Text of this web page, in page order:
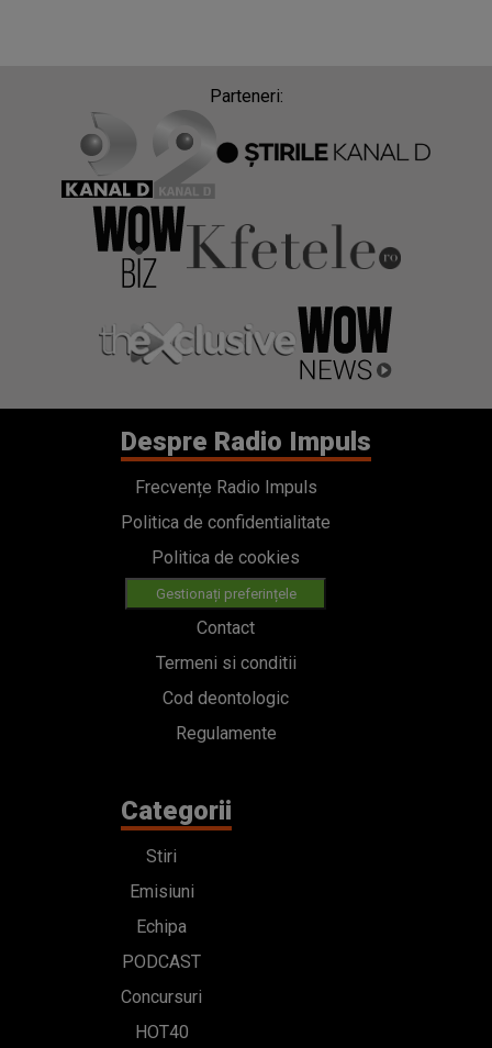
Parteneri:
Despre Radio Impuls
Frecvențe Radio Impuls
Politica de confidentialitate
Politica de cookies
Gestionați preferințele
Contact
Termeni si conditii
Cod deontologic
Regulamente
Categorii
Stiri
Emisiuni
Echipa
PODCAST
Concursuri
HOT40